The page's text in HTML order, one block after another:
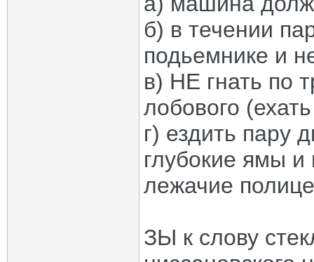
б) в течении
подьемнике и
в) НЕ гнать по
лобового
г) ездить пару
глубокие ямы и
лежачие
ЗЫ к слову